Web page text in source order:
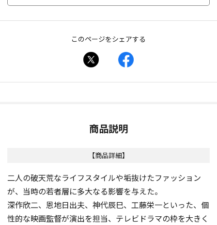
このページをシェアする
商品説明
【商品詳細】
二人の破天荒なライフスタイルや垢抜けたファッション
が、当時の若者層に多大なる影響を与えた。
深作欣二、恩地日出夫、神代辰巳、工藤栄一といった、個
性的な映画監督が演出を担当、テレビドラマの枠を大きく